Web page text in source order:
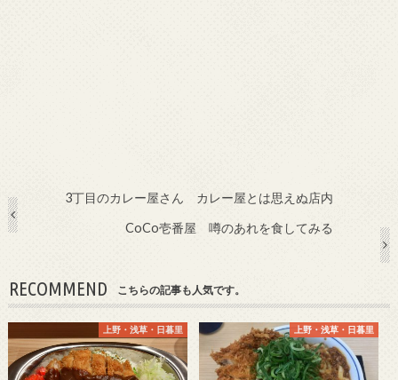
3丁目のカレー屋さん カレー屋とは思えぬ店内
CoCo壱番屋 噂のあれを食してみる
RECOMMEND こちらの記事も人気です。
上野・浅草・日暮里 上野・浅草・日暮里